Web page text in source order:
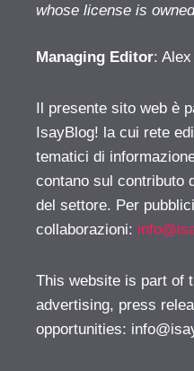
whose license is
Managing Editor:
Il presente sito web è
IsayBlog! la cui rete
tematici di
contano sul contributo
del settore. Per
collaborazioni:
This website is part of
advertising, press
opportunities: